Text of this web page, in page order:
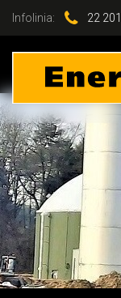
Infolinia: 22